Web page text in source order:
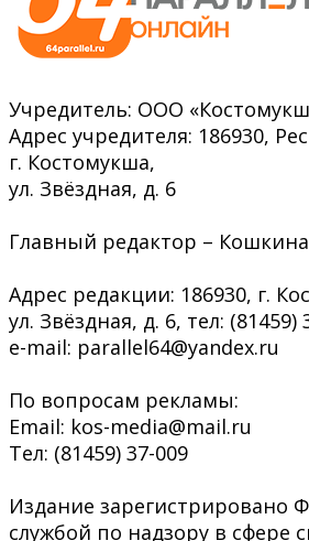
Учредитель: ООО
Адрес учредителя: 186930,
г. Костомукша,
ул. Звёздная, д. 6
Главный редактор –
Адрес редакции: 186930, г.
ул. Звёздная, д. 6, тел: (81459)
e-mail: parallel64@yandex.ru
По вопросам рекламы:
Email: kos-media@mail.ru
Тел: (81459) 37-009
Издание зарегистрировано
службой по надзору в сфере